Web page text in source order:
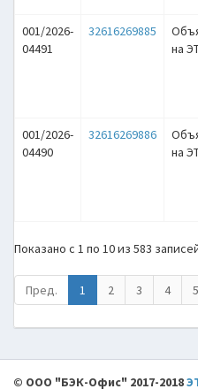
001/2026-
04491
32616269885
на
001/2026-
04490
32616269886
на
Показано с 1 по 10 из 583
Пред. 1 2 3 4 5
© ООО "БЭК-Офис" 2017-2018